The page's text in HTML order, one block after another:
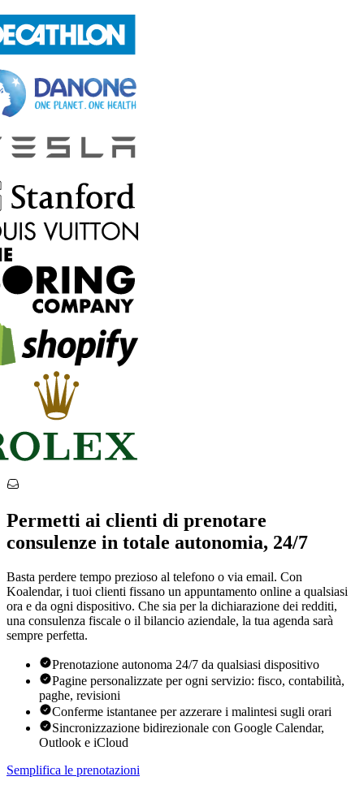
Permetti ai clienti di prenotare
consulenze in totale autonomia, 24/7
Basta perdere tempo prezioso al telefono o via email. Con
Koalendar, i tuoi clienti fissano un appuntamento online a qualsiasi
ora e da ogni dispositivo. Che sia per la dichiarazione dei redditi,
una consulenza fiscale o il bilancio aziendale, la tua agenda sarà
sempre perfetta.
Prenotazione autonoma 24/7 da qualsiasi dispositivo
Pagine personalizzate per ogni servizio: fisco, contabilità,
paghe, revisioni
Conferme istantanee per azzerare i malintesi sugli orari
Sincronizzazione bidirezionale con Google Calendar,
Outlook e iCloud
Semplifica le prenotazioni